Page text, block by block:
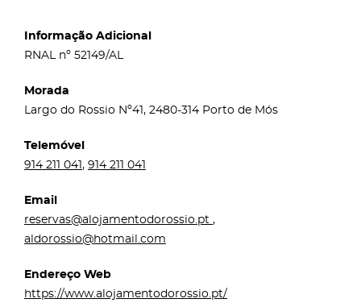
Informação Adicional
RNAL nº 52149/AL
Morada
Largo do Rossio Nº41, 2480-314 Porto de Mós
Telemóvel
914 211 041, 914 211 041
Email
reservas@alojamentodorossio.pt ,
aldorossio@hotmail.com
Endereço Web
https://www.alojamentodorossio.pt/